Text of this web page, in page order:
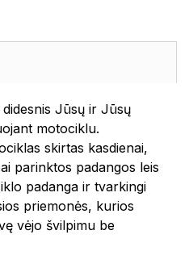
Jūsų ir Jūsų
motociklu.
skirtas kasdienai,
parinktos padangos leis
padanga ir tvarkingi
priemonės, kurios
vėjo švilpimu be